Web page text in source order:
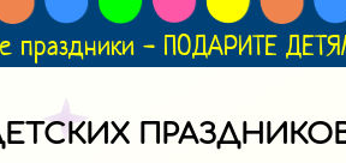
праздники - ПОДАРИТЕ